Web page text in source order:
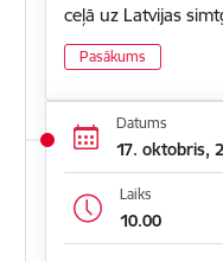
ceļā uz Latvijas
Pasākums
Datums
17. oktobris,
Laiks
10.00